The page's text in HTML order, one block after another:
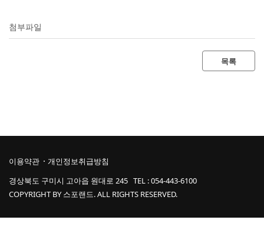
첨부파일
목록
이용약관
개인정보취급방침
경상북도 구미시 고아읍 원대로 245 TEL :054-443-6100
COPYRIGHT BY 스포랜드. ALL RIGHTS RESERVED.